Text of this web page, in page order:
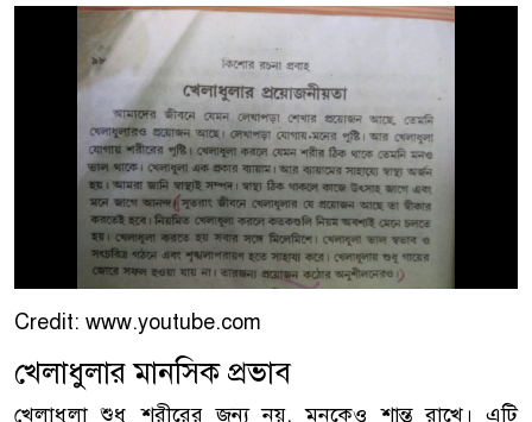
Credit: www.youtube.com
খেলাধুলার মানসিক প্রভাব
খেলাধুলা শুধু শরীরের জন্য নয়, মনকেও শান্ত রাখে। এটি